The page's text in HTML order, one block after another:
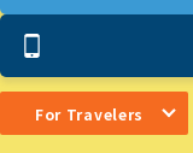
For Travelers